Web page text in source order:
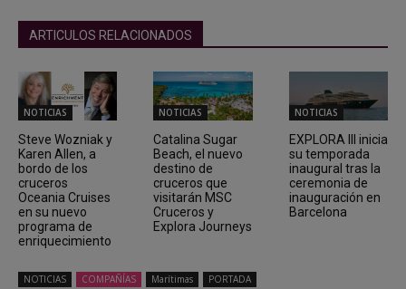
ARTICULOS RELACIONADOS
NOTICIAS
Steve Wozniak y
Karen Allen, a
bordo de los
cruceros
Oceania Cruises
en su nuevo
programa de
enriquecimiento
NOTICIAS
Catalina Sugar
Beach, el nuevo
destino de
cruceros que
visitarán MSC
Cruceros y
Explora Journeys
NOTICIAS
EXPLORA III inicia
su temporada
inaugural tras la
ceremonia de
inauguración en
Barcelona
NOTICIAS COMPAÑÍAS Marítimas PORTADA